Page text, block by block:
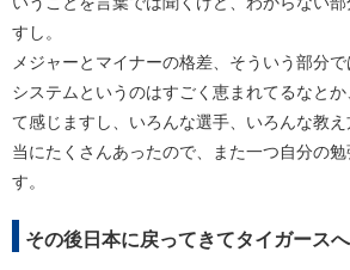
すし。
メジャーとマイナーの格差、そういう部分
システムというのはすごく恵まれてるなと
て感じますし、いろんな選手、いろんな教
当にたくさんあったので、また一つ自分の
す。
その後日本に戻ってきてタイガースへ